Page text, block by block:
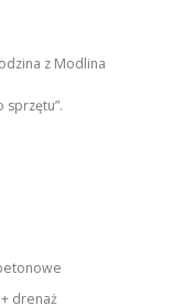
z Modlina
sprzętu”.
drenaż